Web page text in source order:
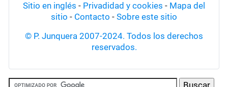
Sitio en inglés - Privadidad y cookies - Mapa del
sitio - Contacto - Sobre este sitio
© P. Junquera 2007-2024. Todos los derechos
reservados.